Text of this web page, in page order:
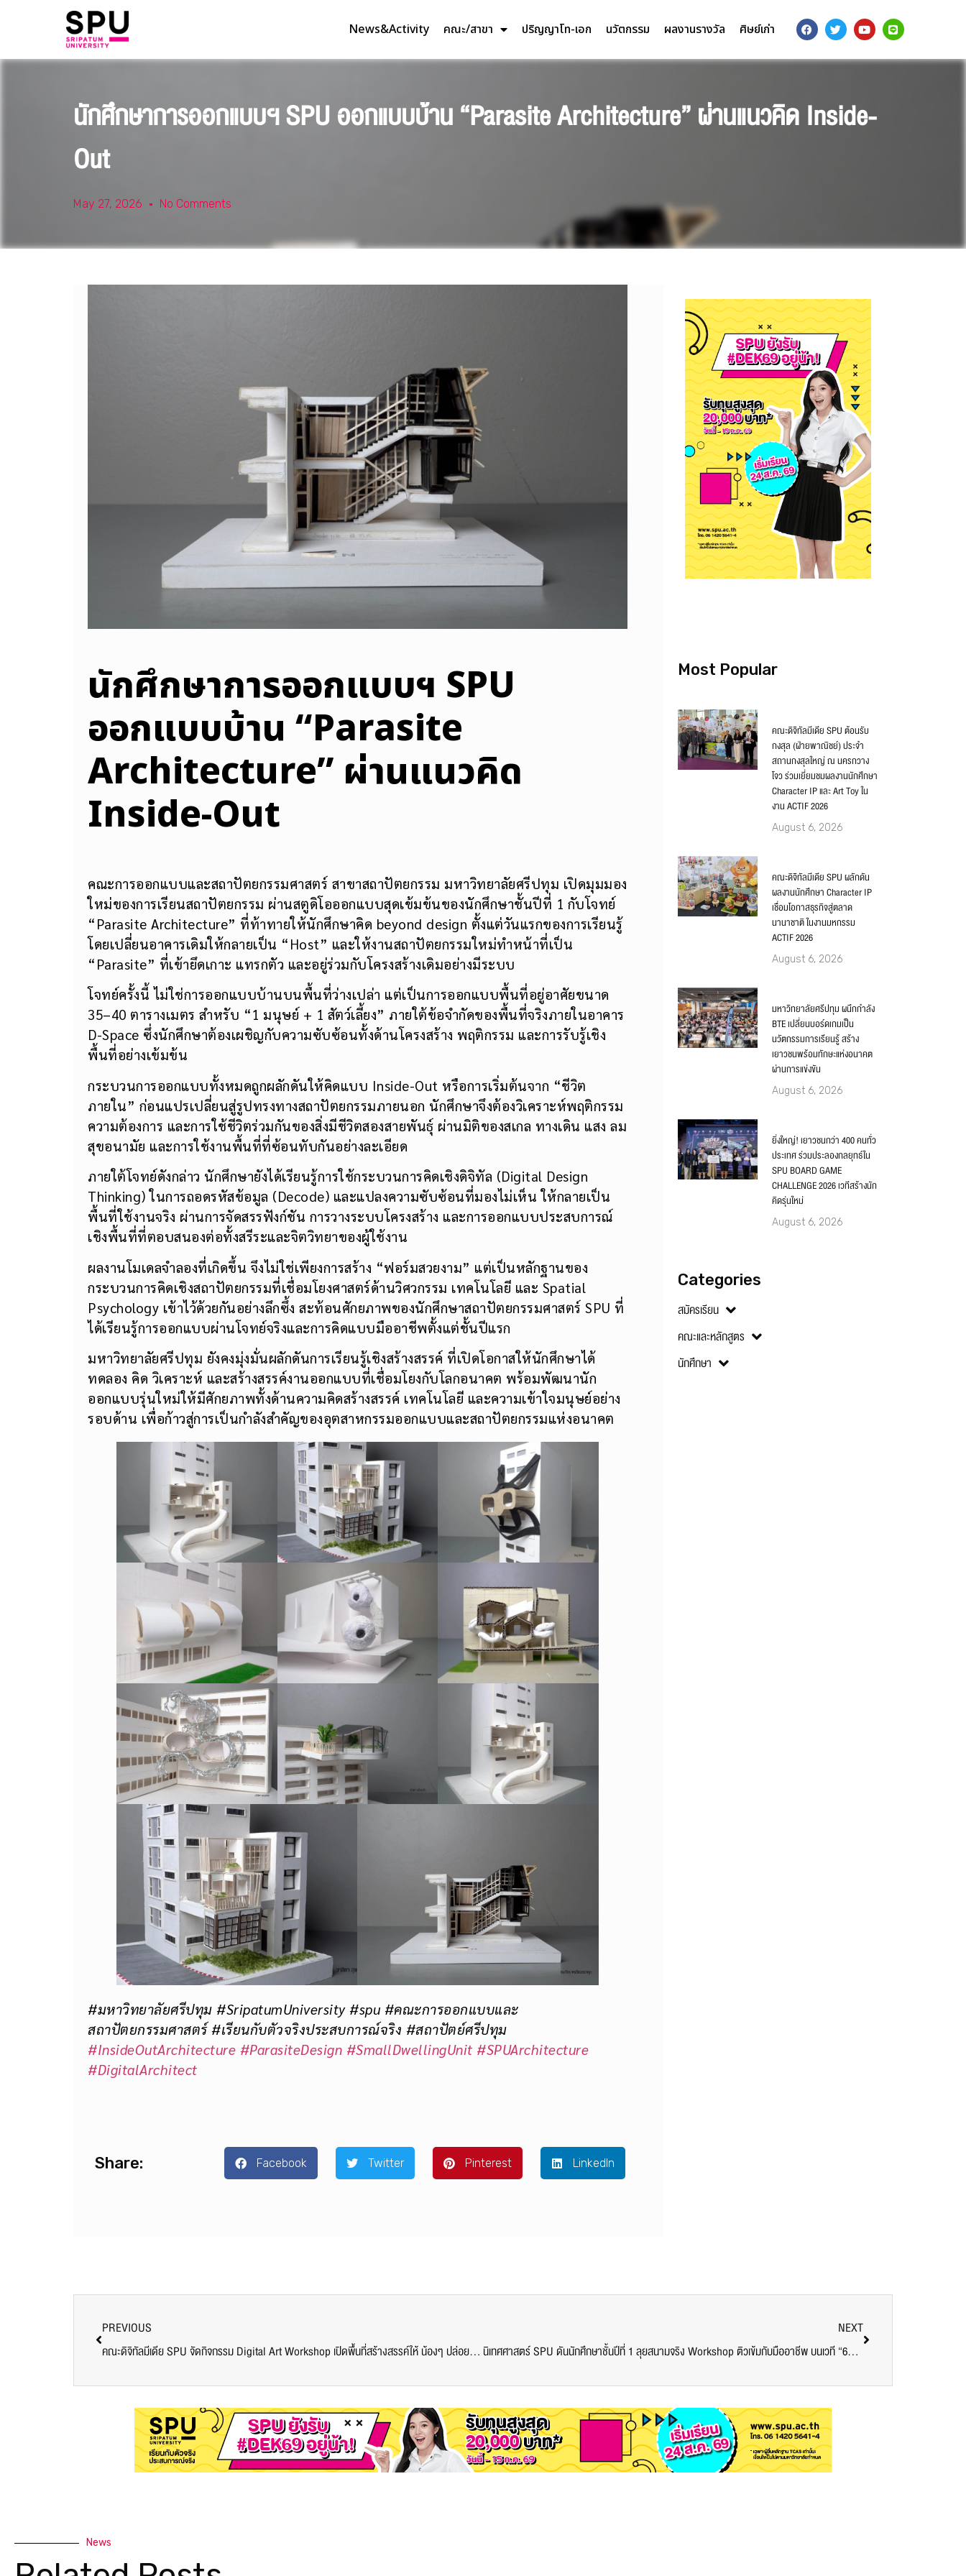
News&Activity คณะ/สาขา ปริญญาโท-เอก นวัตกรรม ผลงานรางวัล ศิษย์เก่า
นักศึกษาการออกแบบฯ SPU ออกแบบบ้าน “Parasite Architecture” ผ่านแนวคิด Inside-
Out
May 27, 2026 No Comments
นักศึกษาการออกแบบฯ SPU
ออกแบบบ้าน “Parasite
Architecture” ผ่านแนวคิด
Inside-Out
คณะการออกแบบและสถาปัตยกรรมศาสตร์ สาขาสถาปัตยกรรม มหาวิทยาลัยศรีปทุม เปิดมุมมอง
ใหม่ของการเรียนสถาปัตยกรรม ผ่านสตูดิโอออกแบบสุดเข้มข้นของนักศึกษาชั้นปีที่ 1 กับโจทย์
“Parasite Architecture” ที่ท้าทายให้นักศึกษาคิด beyond design ตั้งแต่วันแรกของการเรียนรู้
โดยเปลี่ยนอาคารเดิมให้กลายเป็น “Host” และให้งานสถาปัตยกรรมใหม่ทำหน้าที่เป็น
“Parasite” ที่เข้ายึดเกาะ แทรกตัว และอยู่ร่วมกับโครงสร้างเดิมอย่างมีระบบ
โจทย์ครั้งนี้ ไม่ใช่การออกแบบบ้านบนพื้นที่ว่างเปล่า แต่เป็นการออกแบบพื้นที่อยู่อาศัยขนาด
35–40 ตารางเมตร สำหรับ “1 มนุษย์ + 1 สัตว์เลี้ยง” ภายใต้ข้อจำกัดของพื้นที่จริงภายในอาคาร
D-Space ซึ่งนักศึกษาต้องเผชิญกับความซับซ้อนทั้งด้านโครงสร้าง พฤติกรรม และการรับรู้เชิง
พื้นที่อย่างเข้มข้น
กระบวนการออกแบบทั้งหมดถูกผลักดันให้คิดแบบ Inside-Out หรือการเริ่มต้นจาก “ชีวิต
ภายใน” ก่อนแปรเปลี่ยนสู่รูปทรงทางสถาปัตยกรรมภายนอก นักศึกษาจึงต้องวิเคราะห์พฤติกรรม
ความต้องการ และการใช้ชีวิตร่วมกันของสิ่งมีชีวิตสองสายพันธุ์ ผ่านมิติของสเกล ทางเดิน แสง ลม
สุขอนามัย และการใช้งานพื้นที่ที่ซ้อนทับกันอย่างละเอียด
ภายใต้โจทย์ดังกล่าว นักศึกษายังได้เรียนรู้การใช้กระบวนการคิดเชิงดิจิทัล (Digital Design
Thinking) ในการถอดรหัสข้อมูล (Decode) และแปลงความซับซ้อนที่มองไม่เห็น ให้กลายเป็น
พื้นที่ใช้งานจริง ผ่านการจัดสรรฟังก์ชัน การวางระบบโครงสร้าง และการออกแบบประสบการณ์
เชิงพื้นที่ที่ตอบสนองต่อทั้งสรีระและจิตวิทยาของผู้ใช้งาน
ผลงานโมเดลจำลองที่เกิดขึ้น จึงไม่ใช่เพียงการสร้าง “ฟอร์มสวยงาม” แต่เป็นหลักฐานของ
กระบวนการคิดเชิงสถาปัตยกรรมที่เชื่อมโยงศาสตร์ด้านวิศวกรรม เทคโนโลยี และ Spatial
Psychology เข้าไว้ด้วยกันอย่างลึกซึ้ง สะท้อนศักยภาพของนักศึกษาสถาปัตยกรรมศาสตร์ SPU ที่
ได้เรียนรู้การออกแบบผ่านโจทย์จริงและการคิดแบบมืออาชีพตั้งแต่ชั้นปีแรก
มหาวิทยาลัยศรีปทุม ยังคงมุ่งมั่นผลักดันการเรียนรู้เชิงสร้างสรรค์ ที่เปิดโอกาสให้นักศึกษาได้
ทดลอง คิด วิเคราะห์ และสร้างสรรค์งานออกแบบที่เชื่อมโยงกับโลกอนาคต พร้อมพัฒนานัก
ออกแบบรุ่นใหม่ให้มีศักยภาพทั้งด้านความคิดสร้างสรรค์ เทคโนโลยี และความเข้าใจมนุษย์อย่าง
รอบด้าน เพื่อก้าวสู่การเป็นกำลังสำคัญของอุตสาหกรรมออกแบบและสถาปัตยกรรมแห่งอนาคต
#มหาวิทยาลัยศรีปทุม #SripatumUniversity #spu #คณะการออกแบบและ
สถาปัตยกรรมศาสตร์ #เรียนกับตัวจริงประสบการณ์จริง #สถาปัตย์ศรีปทุม
#InsideOutArchitecture #ParasiteDesign #SmallDwellingUnit #SPUArchitecture
#DigitalArchitect
Share: Facebook Twitter Pinterest LinkedIn
Most Popular
คณะดิจิทัลมีเดีย SPU ต้อนรับ
กงสุล (ฝ่ายพาณิชย์) ประจำ
สถานกงสุลใหญ่ ณ นครกวาง
โจว ร่วมเยี่ยมชมผลงานนักศึกษา
Character IP และ Art Toy ใน
งาน ACTIF 2026
August 6, 2026
คณะดิจิทัลมีเดีย SPU ผลักดัน
ผลงานนักศึกษา Character IP
เชื่อมโอกาสธุรกิจสู่ตลาด
นานาชาติ ในงานมหกรรม
ACTIF 2026
August 6, 2026
มหาวิทยาลัยศรีปทุม ผนึกกำลัง
BTE เปลี่ยนบอร์ดเกมเป็น
นวัตกรรมการเรียนรู้ สร้าง
เยาวชนพร้อมทักษะแห่งอนาคต
ผ่านการแข่งขัน
August 6, 2026
ยิ่งใหญ่! เยาวชนกว่า 400 คนทั่ว
ประเทศ ร่วมประลองกลยุทธ์ใน
SPU BOARD GAME
CHALLENGE 2026 เวทีสร้างนัก
คิดรุ่นใหม่
August 6, 2026
Categories
สมัครเรียน
คณะและหลักสูตร
นักศึกษา
PREVIOUS
คณะดิจิทัลมีเดีย SPU จัดกิจกรรม Digital Art Workshop เปิดพื้นที่สร้างสรรค์ให้ น้องๆ ปล่อยพลังศิลปะดิจิทัลเต็มรูปแบบ
NEXT
นิเทศศาสตร์ SPU ดันนักศึกษาชั้นปีที่ 1 ลุยสนามจริง Workshop ติวเข้มกับมืออาชีพ บนเวที “60 วิ เปลี่ยนโลกให้คูล”
News